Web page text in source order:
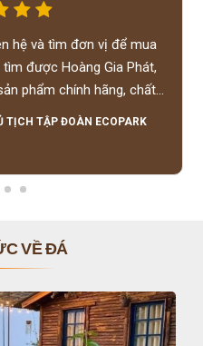
hệ và tìm đơn vị để mua
được Hoàng Gia Phát,
phẩm chính hãng, chất
hỗ trợ tận tình.
TỊCH TẬP ĐOÀN ECOPARK
VỀ ĐÁ